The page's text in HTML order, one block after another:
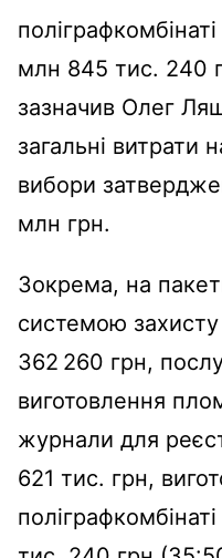
млн 845 тис. 240
зазначив Олег
загальні витрати
вибори
млн грн.
Зокрема, на
системою
362 260 грн,
виготовлення
журнали для
621 тис. грн,